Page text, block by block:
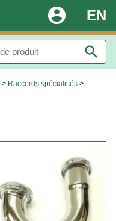
EN
account_circle
search
> Raccords spécialisés >